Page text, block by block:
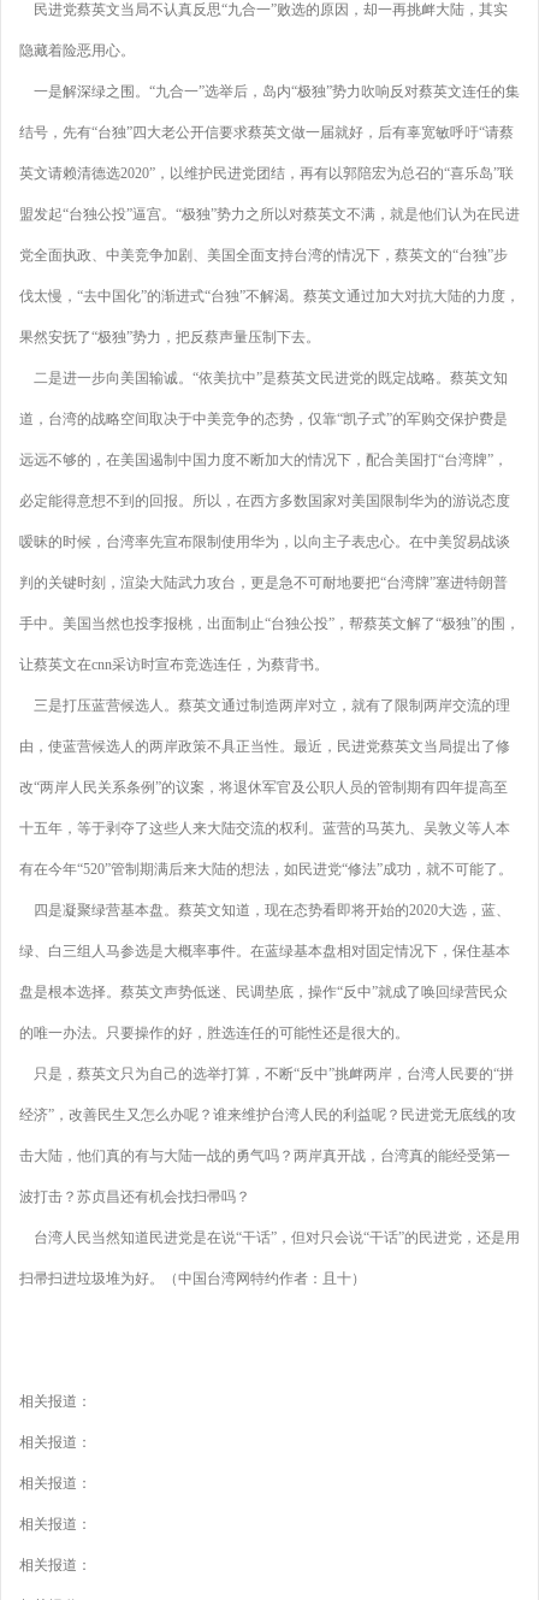
民进党蔡英文当局不认真反思“九合一”败选的原因，却一再挑衅大陆，其实
隐藏着险恶用心。
一是解深绿之围。“九合一”选举后，岛内“极独”势力吹响反对蔡英文连任的集
结号，先有“台独”四大老公开信要求蔡英文做一届就好，后有辜宽敏呼吁“请蔡
英文请赖清德选2020”，以维护民进党团结，再有以郭陪宏为总召的“喜乐岛”联
盟发起“台独公投”逼宫。“极独”势力之所以对蔡英文不满，就是他们认为在民进
党全面执政、中美竞争加剧、美国全面支持台湾的情况下，蔡英文的“台独”步
伐太慢，“去中国化”的渐进式“台独”不解渴。蔡英文通过加大对抗大陆的力度，
果然安抚了“极独”势力，把反蔡声量压制下去。
二是进一步向美国输诚。“依美抗中”是蔡英文民进党的既定战略。蔡英文知
道，台湾的战略空间取决于中美竞争的态势，仅靠“凯子式”的军购交保护费是
远远不够的，在美国遏制中国力度不断加大的情况下，配合美国打“台湾牌”，
必定能得意想不到的回报。所以，在西方多数国家对美国限制华为的游说态度
嗳昧的时候，台湾率先宣布限制使用华为，以向主子表忠心。在中美贸易战谈
判的关键时刻，渲染大陆武力攻台，更是急不可耐地要把“台湾牌”塞进特朗普
手中。美国当然也投李报桃，出面制止“台独公投”，帮蔡英文解了“极独”的围，
让蔡英文在cnn采访时宣布竞选连任，为蔡背书。
三是打压蓝营候选人。蔡英文通过制造两岸对立，就有了限制两岸交流的理
由，使蓝营候选人的两岸政策不具正当性。最近，民进党蔡英文当局提出了修
改“两岸人民关系条例”的议案，将退休军官及公职人员的管制期有四年提高至
十五年，等于剥夺了这些人来大陆交流的权利。蓝营的马英九、吴敦义等人本
有在今年“520”管制期满后来大陆的想法，如民进党“修法”成功，就不可能了。
四是凝聚绿营基本盘。蔡英文知道，现在态势看即将开始的2020大选，蓝、
绿、白三组人马参选是大概率事件。在蓝绿基本盘相对固定情况下，保住基本
盘是根本选择。蔡英文声势低迷、民调垫底，操作“反中”就成了唤回绿营民众
的唯一办法。只要操作的好，胜选连任的可能性还是很大的。
只是，蔡英文只为自己的选举打算，不断“反中”挑衅两岸，台湾人民要的“拼
经济”，改善民生又怎么办呢？谁来维护台湾人民的利益呢？民进党无底线的攻
击大陆，他们真的有与大陆一战的勇气吗？两岸真开战，台湾真的能经受第一
波打击？苏贞昌还有机会找扫帚吗？
台湾人民当然知道民进党是在说“干话”，但对只会说“干话”的民进党，还是用
扫帚扫进垃圾堆为好。（中国台湾网特约作者：且十）
相关报道：
相关报道：
相关报道：
相关报道：
相关报道：